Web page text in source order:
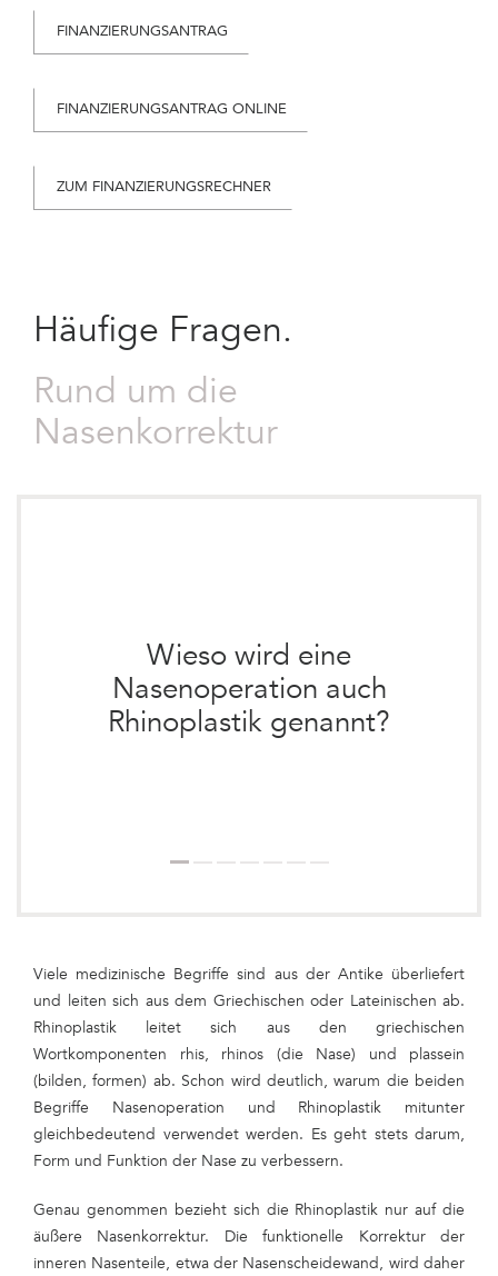
FINANZIERUNGSANTRAG
FINANZIERUNGSANTRAG ONLINE
ZUM FINANZIERUNGSRECHNER
Häufige Fragen.
Rund um die
Nasenkorrektur
Wieso wird eine
Nasenoperation auch
Rhinoplastik genannt?
Viele medizinische Begriffe sind aus der Antike überliefert
und leiten sich aus dem Griechischen oder Lateinischen ab.
Rhinoplastik leitet sich aus den griechischen
Wortkomponenten rhis, rhinos (die Nase) und plassein
(bilden, formen) ab. Schon wird deutlich, warum die beiden
Begriffe Nasenoperation und Rhinoplastik mitunter
gleichbedeutend verwendet werden. Es geht stets darum,
Form und Funktion der Nase zu verbessern.
Genau genommen bezieht sich die Rhinoplastik nur auf die
äußere Nasenkorrektur. Die funktionelle Korrektur der
inneren Nasenteile, etwa der Nasenscheidewand, wird daher
Dauer des Eingriffs: 1-3 Stunden
Narkose: Vollnarkose; bei besonders kleinen Eingriffen
reicht unter Umständen eine lokale Betäubung
Tragen der Nasenschiene: ca. 7-10 Tage
Gesellschaftsfähigkeit: 10-14 Tage nach der Rhinoplastik
Arbeitsunfähigkeit: 2-3 Wochen
Wochen (Sport, Gartenarbeit, Schwimmen, Sauna usw.)